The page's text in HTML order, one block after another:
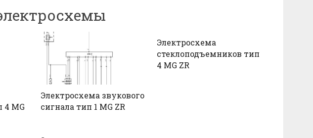
4 MG
Электросхема звукового
сигнала тип 1 MG ZR
Электросхема
стеклоподъемников тип
4 MG ZR